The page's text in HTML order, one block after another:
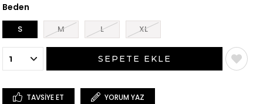
Beden
S M L XL
TAVSIYE ET YORUM YAZ